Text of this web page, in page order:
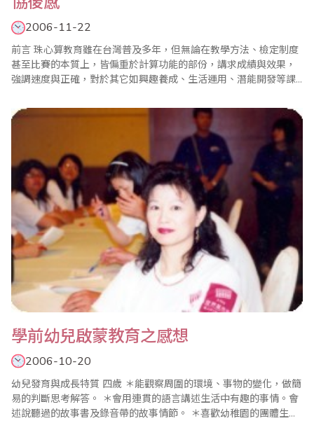
2006-11-22
前言 珠心算教育雖在台灣普及多年，但無論在教學方法、檢定制度
甚至比賽的本質上，皆偏重於計算功能的部份，講求成績與效果，
強調速度與正確，對於其它如興趣養成、生活運用、潛能開發等課
更因為珠算科目早已不在現行學校課程範圍，如此長久下來，造成
珠心算教育與現行教育制度理念漸行漸遠。在筆者赴上海觀摩學習
學前幼兒啟蒙教育之感想
2006-10-20
幼兒發育與成長特質 四歲 ＊能觀察周圍的環境、事物的變化，做簡
易的判斷思考解答。 ＊會用連貫的語言講述生活中有趣的事情。會
述說聽過的故事書及錄音帶的故事情節。 ＊喜歡幼稚園的團體生